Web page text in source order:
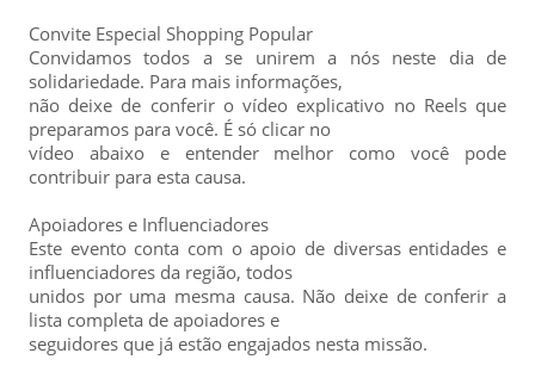
Convite Especial Shopping Popular
Convidamos todos a se unirem a nós neste dia de
solidariedade. Para mais informações,
não deixe de conferir o vídeo explicativo no Reels que
preparamos para você. É só clicar no
vídeo abaixo e entender melhor como você pode
contribuir para esta causa.
Apoiadores e Influenciadores
Este evento conta com o apoio de diversas entidades e
influenciadores da região, todos
unidos por uma mesma causa. Não deixe de conferir a
lista completa de apoiadores e
seguidores que já estão engajados nesta missão.